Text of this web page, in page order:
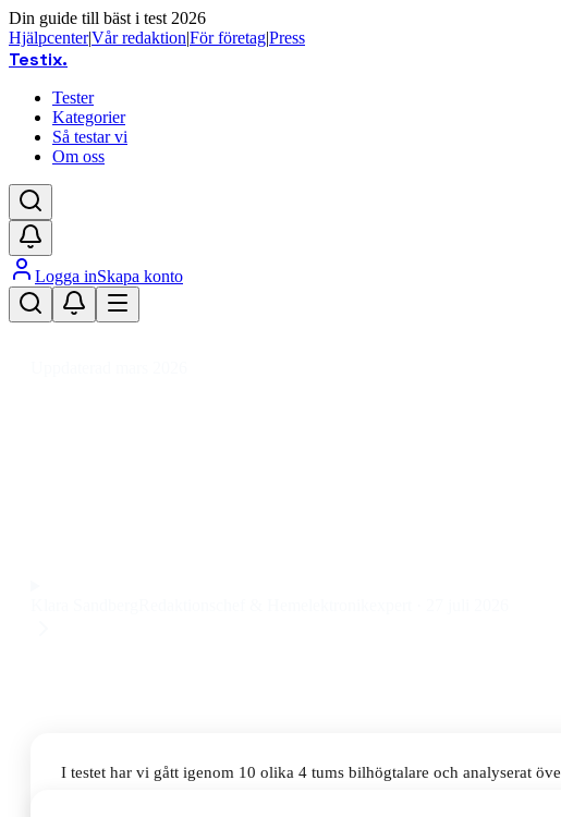
Din guide till bäst i test 2026
Hjälpcenter|Vår redaktion|För företag|Press
Testix.
Tester
Kategorier
Så testar vi
Om oss
Logga inSkapa konto
I testet har vi gått igenom 10 olika 4 tums bilhögtalare och analyserat